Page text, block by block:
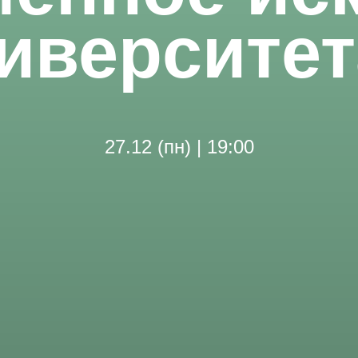
27.12 (пн) | 19:00